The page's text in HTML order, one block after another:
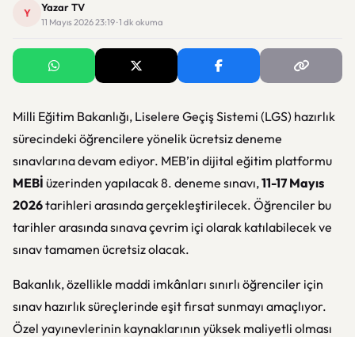
Y Yazar TV
11 Mayıs 2026 23:19 · 1 dk okuma
Milli Eğitim Bakanlığı, Liselere Geçiş Sistemi (LGS) hazırlık
sürecindeki öğrencilere yönelik ücretsiz deneme
sınavlarına devam ediyor. MEB’in dijital eğitim platformu
MEBİ üzerinden yapılacak 8. deneme sınavı,11-17 Mayıs
2026tarihleri arasında gerçekleştirilecek. Öğrenciler bu
tarihler arasında sınava çevrim içi olarak katılabilecek ve
sınav tamamen ücretsiz olacak.
Bakanlık, özellikle maddi imkânları sınırlı öğrenciler için
sınav hazırlık süreçlerinde eşit fırsat sunmayı amaçlıyor.
Özel yayınevlerinin kaynaklarının yüksek maliyetli olması